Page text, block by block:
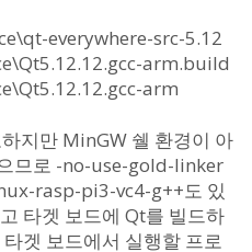
everywhere-src-5.12
arm.build
arm
지만 MinGW 쉘 환경이 아
므로 -no-use-gold-linker
rasp-pi3-vc4-g++도 있
타겟 보드에 Qt를 빌드하
겟 보드에서 실행할 프로